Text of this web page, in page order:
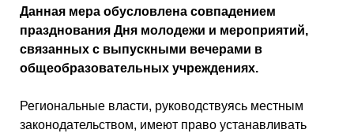
Данная мера обусловлена совпадением
празднования Дня молодежи и мероприятий,
связанных с выпускными вечерами в
общеобразовательных учреждениях.
Региональные власти, руководствуясь местным
законодательством, имеют право устанавливать